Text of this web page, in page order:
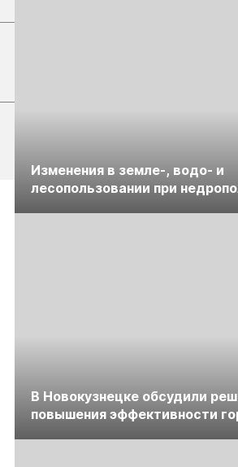
Изменения в земле-, водо- и
лесопользовании при
В Новокузнецке обсудили
повышения эффективности